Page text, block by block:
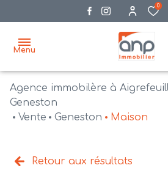
0
Menu
accueil
vente
Agence immobilère à Aigrefeuille-Sur-Maine et
Geneston
Vente
Geneston Maison
Retour aux résultats